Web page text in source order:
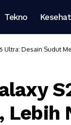
Tekno
Ultra: Desain Sudut
Lebih